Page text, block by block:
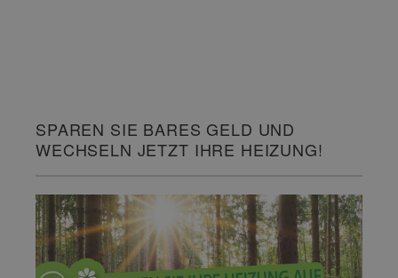
SPAREN SIE BARES GELD UND
WECHSELN JETZT IHRE HEIZUNG!